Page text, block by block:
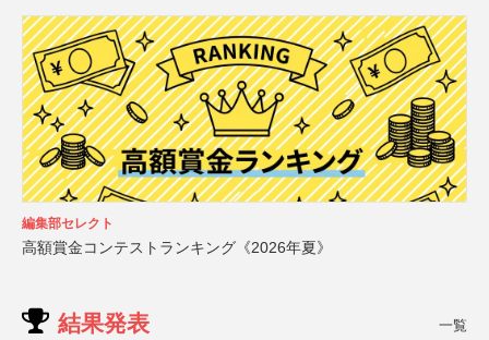
編集部セレクト
高額賞金コンテストランキング《2026年夏》
結果発表 一覧